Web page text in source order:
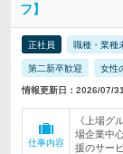
フ】
正社員 職種・業種
第二新卒歓迎 女性
情報更新日：2026/07/31
仕事内容
《上場グ
場企業中
援のサー